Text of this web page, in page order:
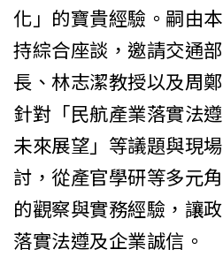
化」的寶貴經驗。嗣由
持綜合座談，邀請交通
長、林志潔教授以及周
針對「民航產業落實法
未來展望」等議題與現
討 ，從產官學研等多元
的觀察與實務經驗，讓
落實法遵及企業誠信。